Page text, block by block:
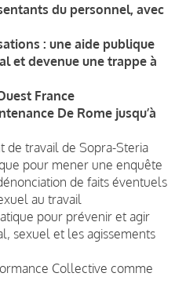
du personnel, avec
: une aide publique
et devenue une trappe à
France
De Rome jusqu’à
de travail de Sopra-Steria
pour mener une enquête
de faits éventuels
au travail
pour prévenir et agir
sexuel et les agissements
Collective comme